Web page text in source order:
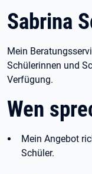
Sabrina
Mein
Schülerinnen und
Verfügung.
Wen
Mein Angebot
Schüler.